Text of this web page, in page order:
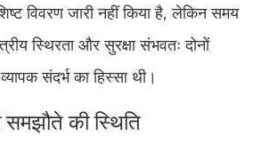
विवरण जारी नहीं किया है, लेकिन समय
स्थिरता और सुरक्षा संभवतः दोनों
संदर्भ का हिस्सा थी।
समझौते की स्थिति